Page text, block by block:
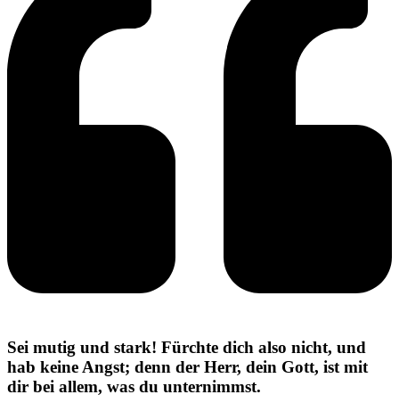
Sei mutig und stark! Fürchte dich also nicht, und
hab keine Angst; denn der Herr, dein Gott, ist mit
dir bei allem, was du unternimmst.